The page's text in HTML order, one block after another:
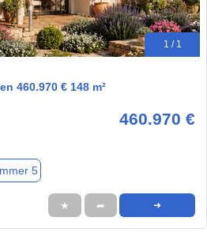
1 / 1
460.970 € 148 m²
460.970 €
5
★ ➦ ➜